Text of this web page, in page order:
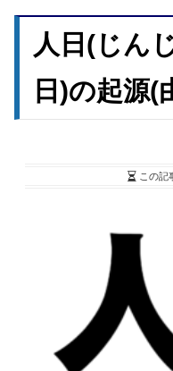
人日(じん
日)の起源(
この記